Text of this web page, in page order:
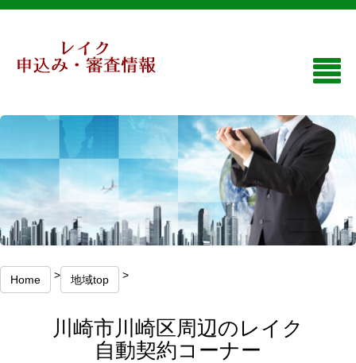
Home > 地域top >
川崎市川崎区周辺のレイク
自動契約コーナー